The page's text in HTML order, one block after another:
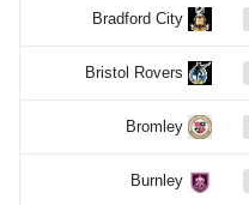
Bradford City
Bristol Rovers
Bromley
Burnley